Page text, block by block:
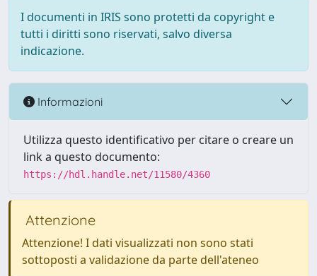
I documenti in IRIS sono protetti da copyright e
tutti i diritti sono riservati, salvo diversa
indicazione.
Informazioni
Utilizza questo identificativo per citare o creare un
link a questo documento:
https://hdl.handle.net/11580/4360
Attenzione
Attenzione! I dati visualizzati non sono stati
sottoposti a validazione da parte dell'ateneo